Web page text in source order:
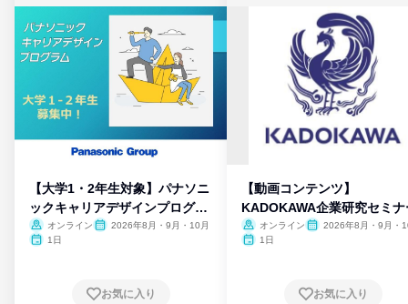
【大学1・2年生対象】パナソニ
ックキャリアデザインプログラ
ム
オンライン
2026年8月・9月・10月
1日
お気に入り
【動画コンテンツ】
KADOKAWA企業研究セミナ
オンライン
2026年8月・9月・
1日
お気に入り